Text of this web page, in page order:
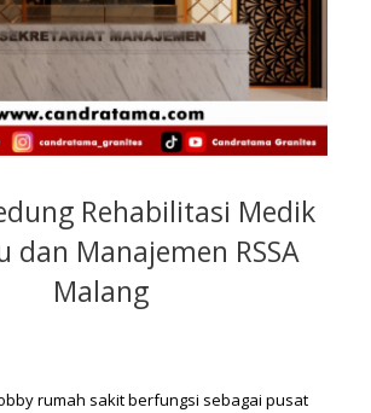
Rehabilitasi Medik
dan Manajemen RSSA
Malang
rumah sakit berfungsi sebagai pusat